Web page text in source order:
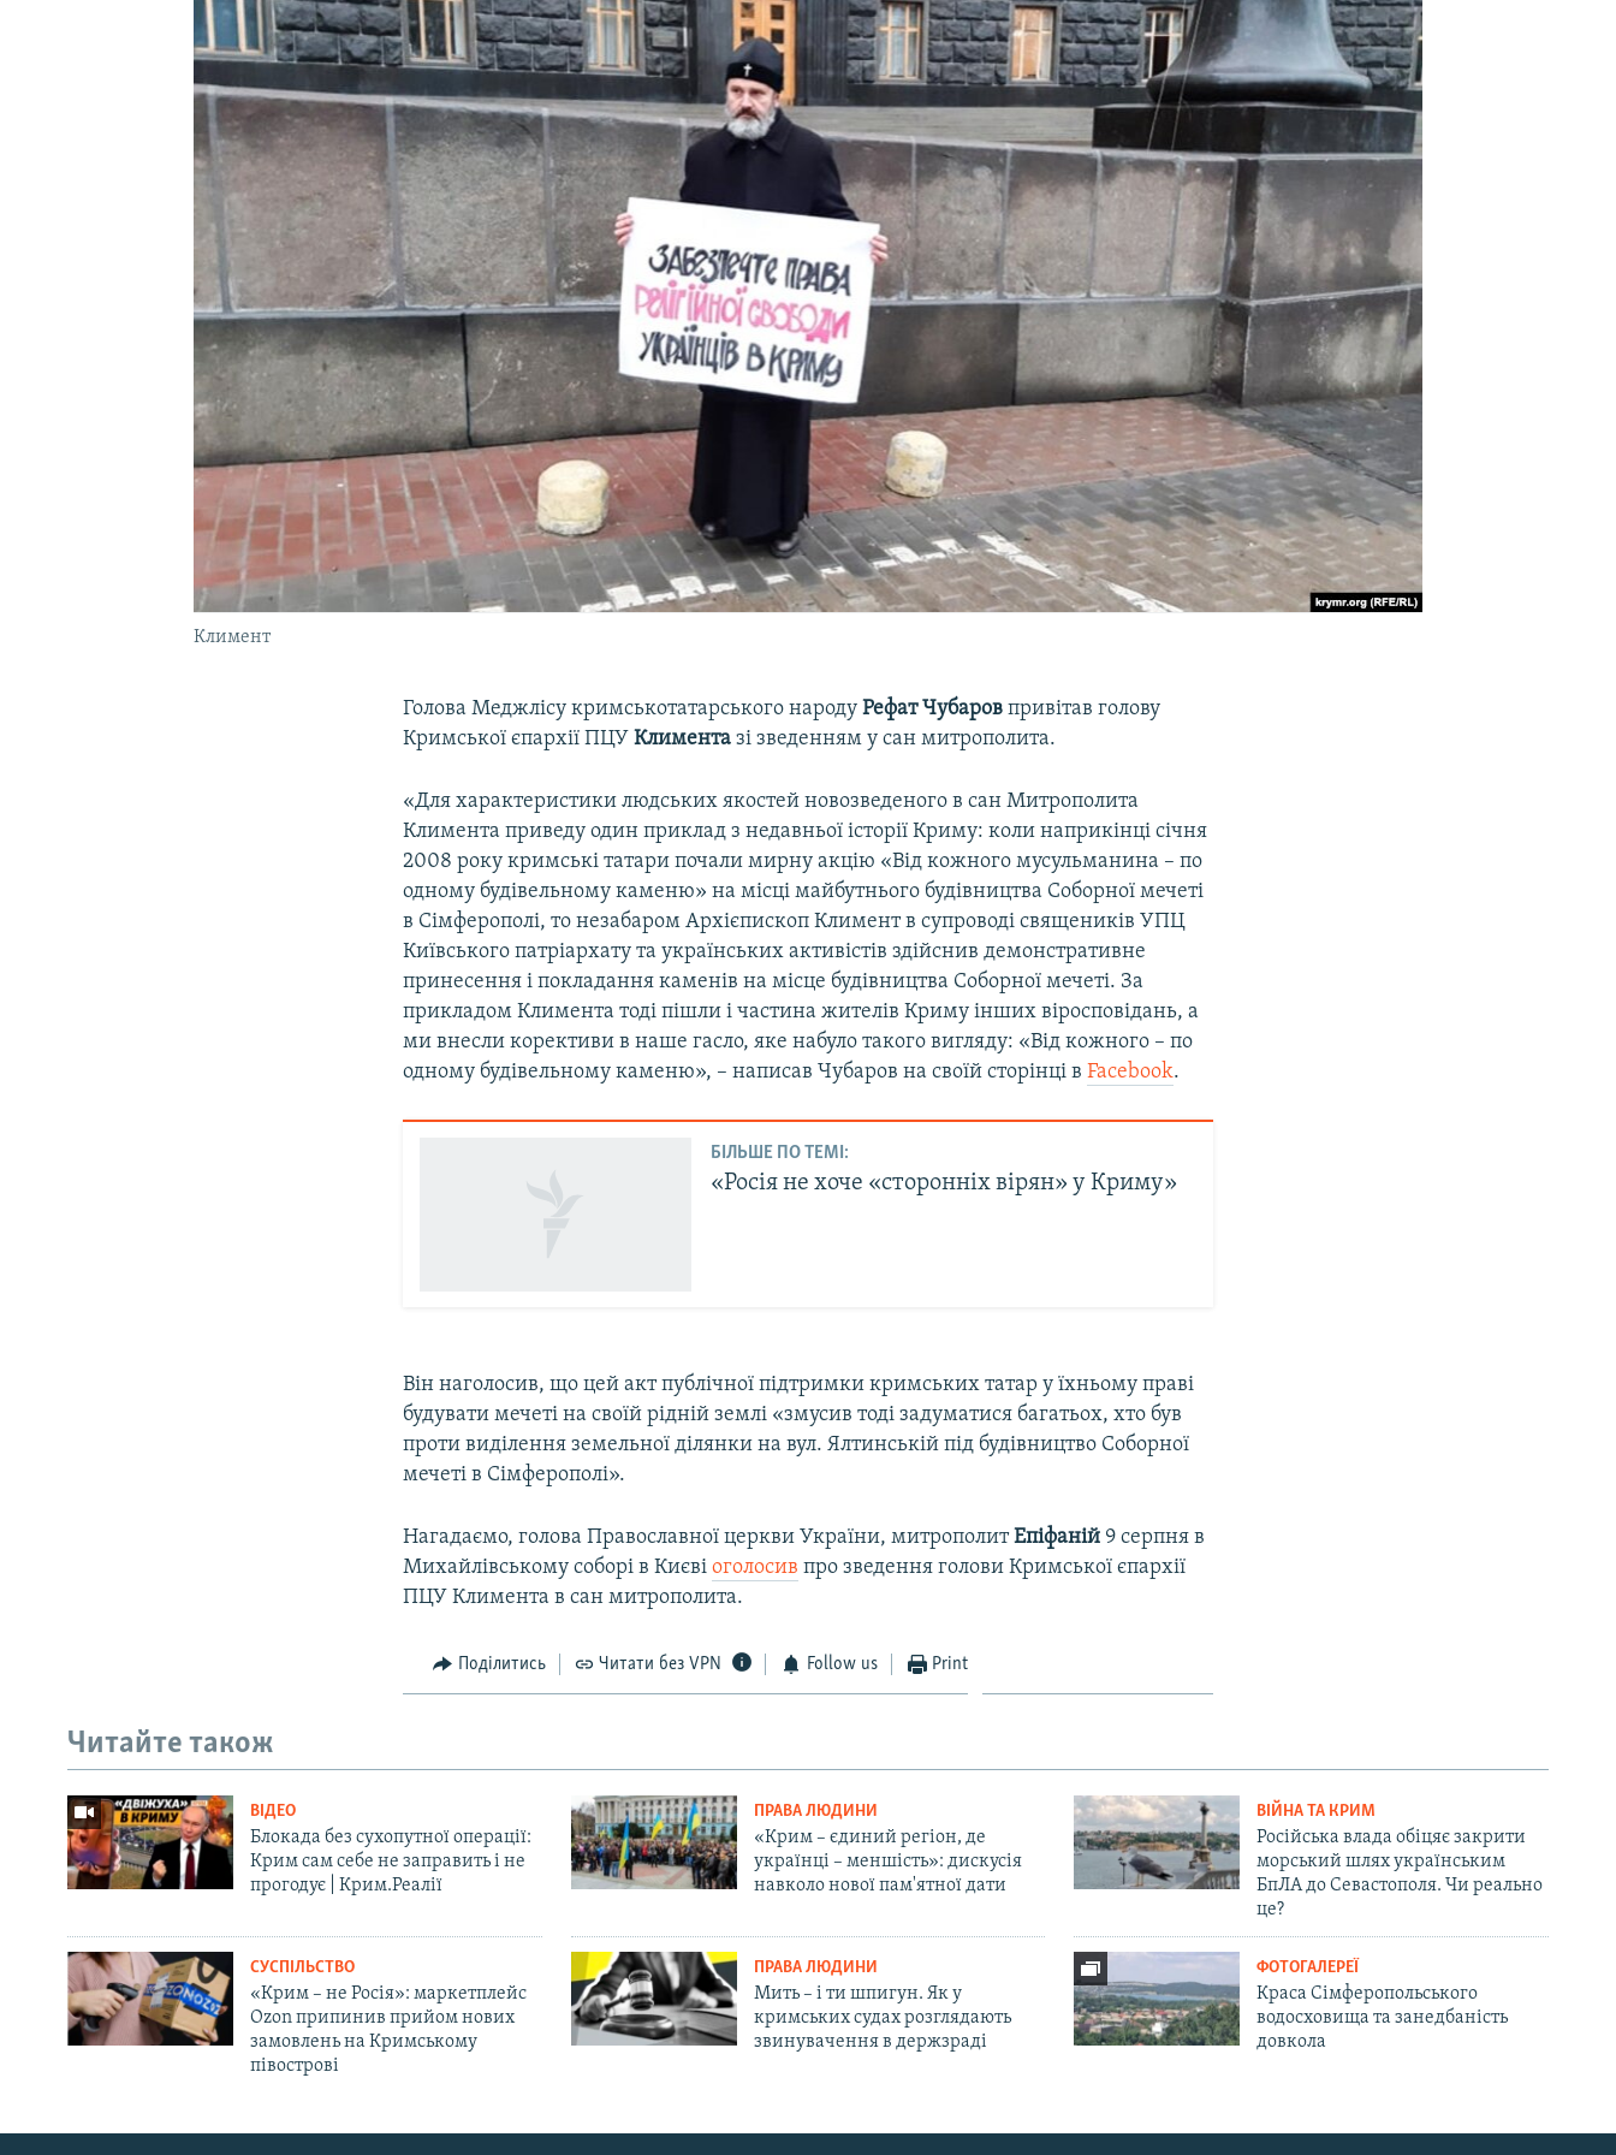
УКРАЇНСЬКА ПРОБЛЕМА КРИМУ
Русский
Климент
Голова Меджлісу кримськотатарського народу Рефат Чубаров привітав голову
Кримської єпархії ПЦУКлимента зі зведенням у сан митрополита.
«Для характеристики людських якостей новозведеного в сан Митрополита
Климента приведу один приклад з недавньої історії Криму: коли наприкінці січня
2008 року кримські татари почали мирну акцію «Від кожного мусульманина – по
одному будівельному каменю» на місці майбутнього будівництва Соборної мечеті
в Сімферополі, то незабаром Архієпископ Климент в супроводі священиків УПЦ
Київського патріархату та українських активістів здійснив демонстративне
принесення і покладання каменів на місце будівництва Соборної мечеті. За
прикладом Климента тоді пішли і частина жителів Криму інших віросповідань, а
ми внесли корективи в наше гасло, яке набуло такого вигляду: «Від кожного – по
одному будівельному каменю», – написав Чубаров на своїй сторінці вFacebook.
БІЛЬШЕ ПО ТЕМІ:
«Росія не хоче «сторонніх вірян» у Криму»
Він наголосив, що цей акт публічної підтримки кримських татар у їхньому праві
будувати мечеті на своїй рідній землі «змусив тоді задуматися багатьох, хто був
проти виділення земельної ділянки на вул. Ялтинській під будівництво Соборної
мечеті в Сімферополі».
Нагадаємо, голова Православної церкви України, митрополитЕпіфаній 9 серпня в
Михайлівському соборі в Києвіоголосив про зведення голови Кримської єпархії
ПЦУ Климента в сан митрополита.
Поділитись Читати без VPN Follow us Print
Читайте також
ВІДЕО
Блокада без сухопутної операції:
Крим сам себе не заправить і не
прогодує | Крим.Реалії
ПРАВА ЛЮДИНИ
«Крим – єдиний регіон, де
українці – меншість»: дискусія
навколо нової пам'ятної дати
ВІЙНА ТА КРИМ
Російська влада обіцяє закрити
морський шлях українським
БпЛА до Севастополя. Чи реально
це?
СУСПІЛЬСТВО
«Крим – не Росія»: маркетплейс
Ozon припинив прийом нових
замовлень на Кримському
півострові
ПРАВА ЛЮДИНИ
Мить – і ти шпигун. Як у
кримських судах розглядають
звинувачення в держзраді
ФОТОГАЛЕРЕЇ
Краса Сімферопольського
водосховища та занедбаність
довкола